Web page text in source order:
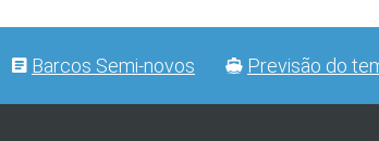
Barcos Semi-novos Previsão do